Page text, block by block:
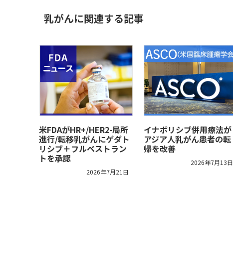
乳がんに関連する記事
米FDAがHR+/HER2-局所
進行/転移乳がんにゲダト
リシブ＋フルベストラン
トを承認
2026年7月21日
イナボリシブ併用療法が
アジア人乳がん患者の転
帰を改善
2026年7月13日